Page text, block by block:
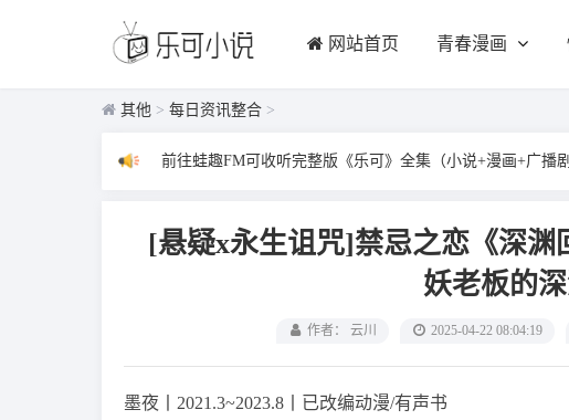
网站首页 青春漫画
其他 > 每日资讯整合 >
前往蛙趣FM可收听完整版《乐可》全集（小说+漫画+广播
[悬疑x永生诅咒]禁忌之恋《深
妖老板的
作者： 云川 2025-04-22 08:04:19
墨夜丨2021.3~2023.8丨已改编动漫/有声书